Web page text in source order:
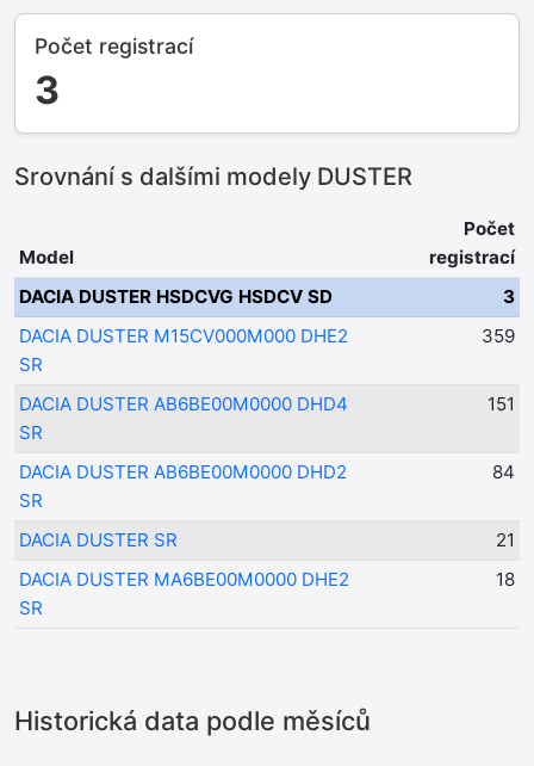
Počet registrací
3
Srovnání s dalšími modely DUSTER
Model
Počet
registrací
DACIA DUSTER HSDCVG HSDCV SD
3
DACIA DUSTER M15CV000M000 DHE2
SR
359
DACIA DUSTER AB6BE00M0000 DHD4
SR
151
DACIA DUSTER AB6BE00M0000 DHD2
SR
84
DACIA DUSTER SR
21
DACIA DUSTER MA6BE00M0000 DHE2
SR
18
Historická data podle měsíců